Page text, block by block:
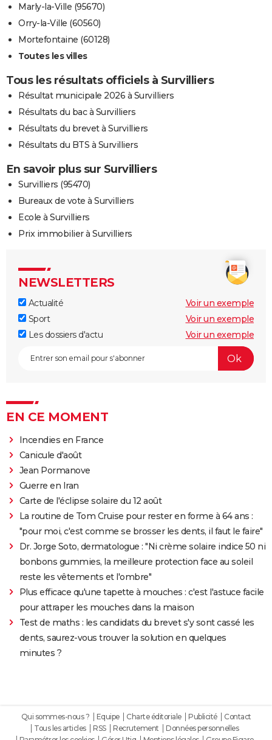
Marly-la-Ville (95670)
Orry-la-Ville (60560)
Mortefontaine (60128)
Toutes les villes
Tous les résultats officiels à Survilliers
Résultat municipale 2026 à Survilliers
Résultats du bac à Survilliers
Résultats du brevet à Survilliers
Résultats du BTS à Survilliers
En savoir plus sur Survilliers
Survilliers (95470)
Bureaux de vote à Survilliers
Ecole à Survilliers
Prix immobilier à Survilliers
NEWSLETTERS
Actualité
Voir un exemple
Sport
Voir un exemple
Les dossiers d'actu
Voir un exemple
EN CE MOMENT
Incendies en France
Canicule d'août
Jean Pormanove
Guerre en Iran
Carte de l'éclipse solaire du 12 août
La routine de Tom Cruise pour rester en forme à 64 ans :
"pour moi, c'est comme se brosser les dents, il faut le faire"
Dr. Jorge Soto, dermatologue : "Ni crème solaire indice 50 ni
bonbons gummies, la meilleure protection face au soleil
reste les vêtements et l'ombre"
Plus efficace qu'une tapette à mouches : c'est l'astuce facile
pour attraper les mouches dans la maison
Test de maths : les candidats du brevet s'y sont cassé les
dents, saurez-vous trouver la solution en quelques
minutes ?
Qui sommes-nous ? Equipe Charte éditoriale Publicité
Contact
Tous les articles
RSS Recrutement
Données personnelles